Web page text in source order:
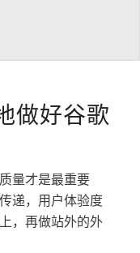
做好谷歌
量才是最重要
递，用户体验度
，再做站外的外